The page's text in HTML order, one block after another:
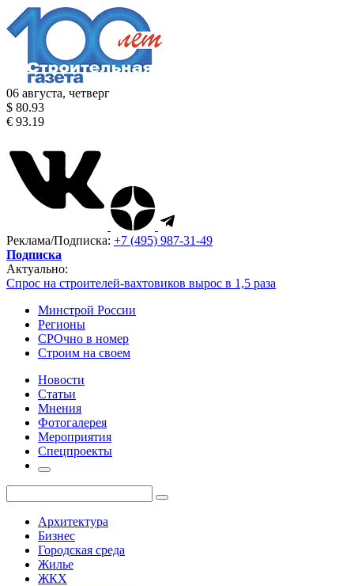
06 августа, четверг
$ 80.93
€ 93.19
Реклама/Подписка: +7 (495) 987-31-49
Подписка
Актуально:
Спрос на строителей-вахтовиков вырос в 1,5 раза
Минстрой России
Регионы
СРОчно в номер
Строим на своем
Новости
Статьи
Мнения
Фотогалерея
Мероприятия
Спецпроекты
Архитектура
Бизнес
Городская среда
Жилье
ЖКХ